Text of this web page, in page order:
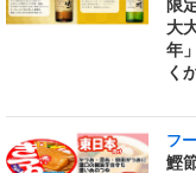
限
大
年
く
フ
鰹